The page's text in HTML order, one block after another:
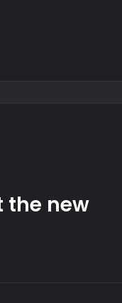
the new